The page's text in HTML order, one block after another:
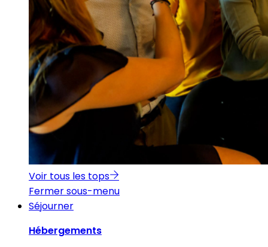
Voir tous les tops
Fermer sous-menu
Séjourner
Hébergements